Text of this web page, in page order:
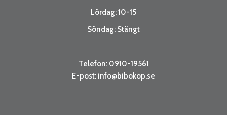
Lördag: 10-15
Söndag: Stängt
Telefon: 0910-19561
E-post: info@bibokop.se